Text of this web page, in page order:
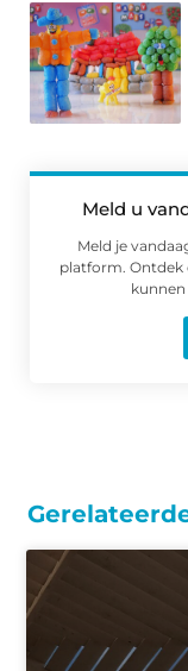
Meld u
Meld je
platform. Ontdek